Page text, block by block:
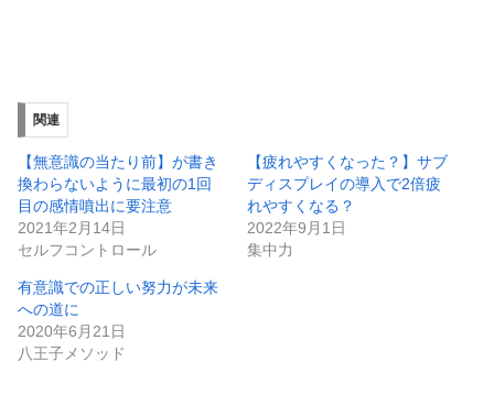
関連
【無意識の当たり前】が書き
換わらないように最初の1回
目の感情噴出に要注意
2021年2月14日
セルフコントロール
【疲れやすくなった？】サブ
ディスプレイの導入で2倍疲
れやすくなる？
2022年9月1日
集中力
有意識での正しい努力が未来
への道に
2020年6月21日
八王子メソッド